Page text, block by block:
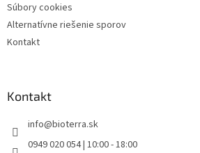
Súbory cookies
Alternatívne riešenie sporov
Kontakt
Kontakt
info@bioterra.sk
0949 020 054 | 10:00 - 18:00